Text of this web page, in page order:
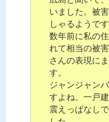
いました。被
しゃるようです
数年前に私の
れて相当の被
さんの表現に
す。
ジャンジャン
すよね。一戸
震えっぱなし